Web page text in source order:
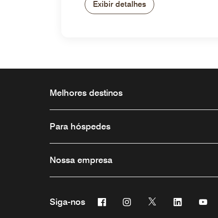
Exibir detalhes
Melhores destinos
Para hóspedes
Nossa empresa
Siga-nos FacebookInstagramTwitter Linkedin